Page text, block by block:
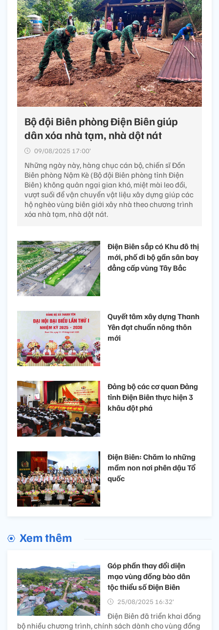
Bộ đội Biên phòng Điện Biên giúp
dân xóa nhà tạm, nhà dột nát
09/08/2025 17:00’
Những ngày này, hàng chục cán bộ, chiến sĩ Đồn
Biên phòng Nậm Kè (Bộ đội Biên phòng tỉnh Điện
Biên) không quản ngại gian khó, miệt mài leo đồi,
vượt suối để vận chuyển vật liệu xây dựng giúp các
hộ nghèo vùng biên giới xây nhà theo chương trình
xóa nhà tạm, nhà dột nát.
Điện Biên sắp có Khu đô thị
mới, phố đi bộ gần sân bay
đẳng cấp vùng Tây Bắc
Quyết tâm xây dựng Thanh
Yên đạt chuẩn nông thôn
mới
Đảng bộ các cơ quan Đảng
tỉnh Điện Biên thực hiện 3
khâu đột phá
Điện Biên: Chăm lo những
mầm non nơi phên dậu Tổ
quốc
Xem thêm
Góp phần thay đổi diện
mạo vùng đồng bào dân
tộc thiểu số Điện Biên
25/08/2025 16:32’
Điện Biên đã triển khai đồng
bộ nhiều chương trình, chính sách dành cho vùng đồng